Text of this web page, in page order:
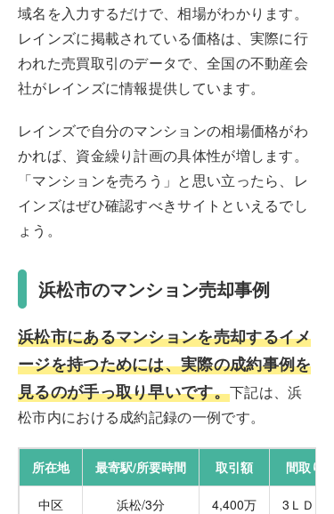
域名を入力するだけで、相場がわかります。
レインズに掲載されている価格は、実際に行
われた売買取引のデータで、全国の不動産会
社がレインズに情報提供しています。
レインズで自分のマンションの相場価格がわ
かれば、資金繰り計画の具体性が増します。
「マンションを売ろう」と思い立ったら、レ
インズはぜひ確認すべきサイトといえるでし
ょう。
浜松市のマンション売却事例
浜松市にあるマンションを売却するイメ
ージを持つためには、実際の成約事例を
見るのが手っ取り早いです。下記は、浜
松市内における成約記録の一例です。
所在地 最寄駅/所要時間 取引額 間取り
中区 浜松/3分 4,400万 3ＬＤＫ